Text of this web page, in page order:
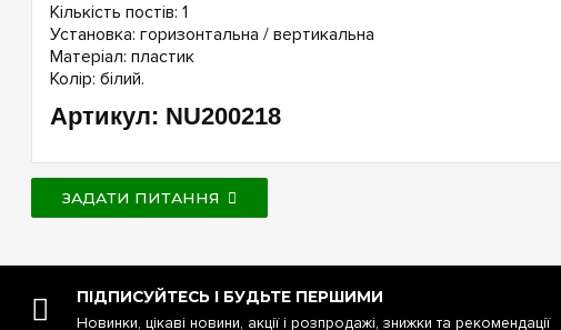
Кількість постів: 1
Установка: горизонтальна / вертикальна
Матеріал: пластик
Колір: білий.
Артикул: NU200218
ЗАДАТИ ПИТАННЯ
ПІДПИСУЙТЕСЬ І БУДЬТЕ ПЕРШИМИ
Новинки, цікаві новини, акції і розпродажі, знижки та рекомендації